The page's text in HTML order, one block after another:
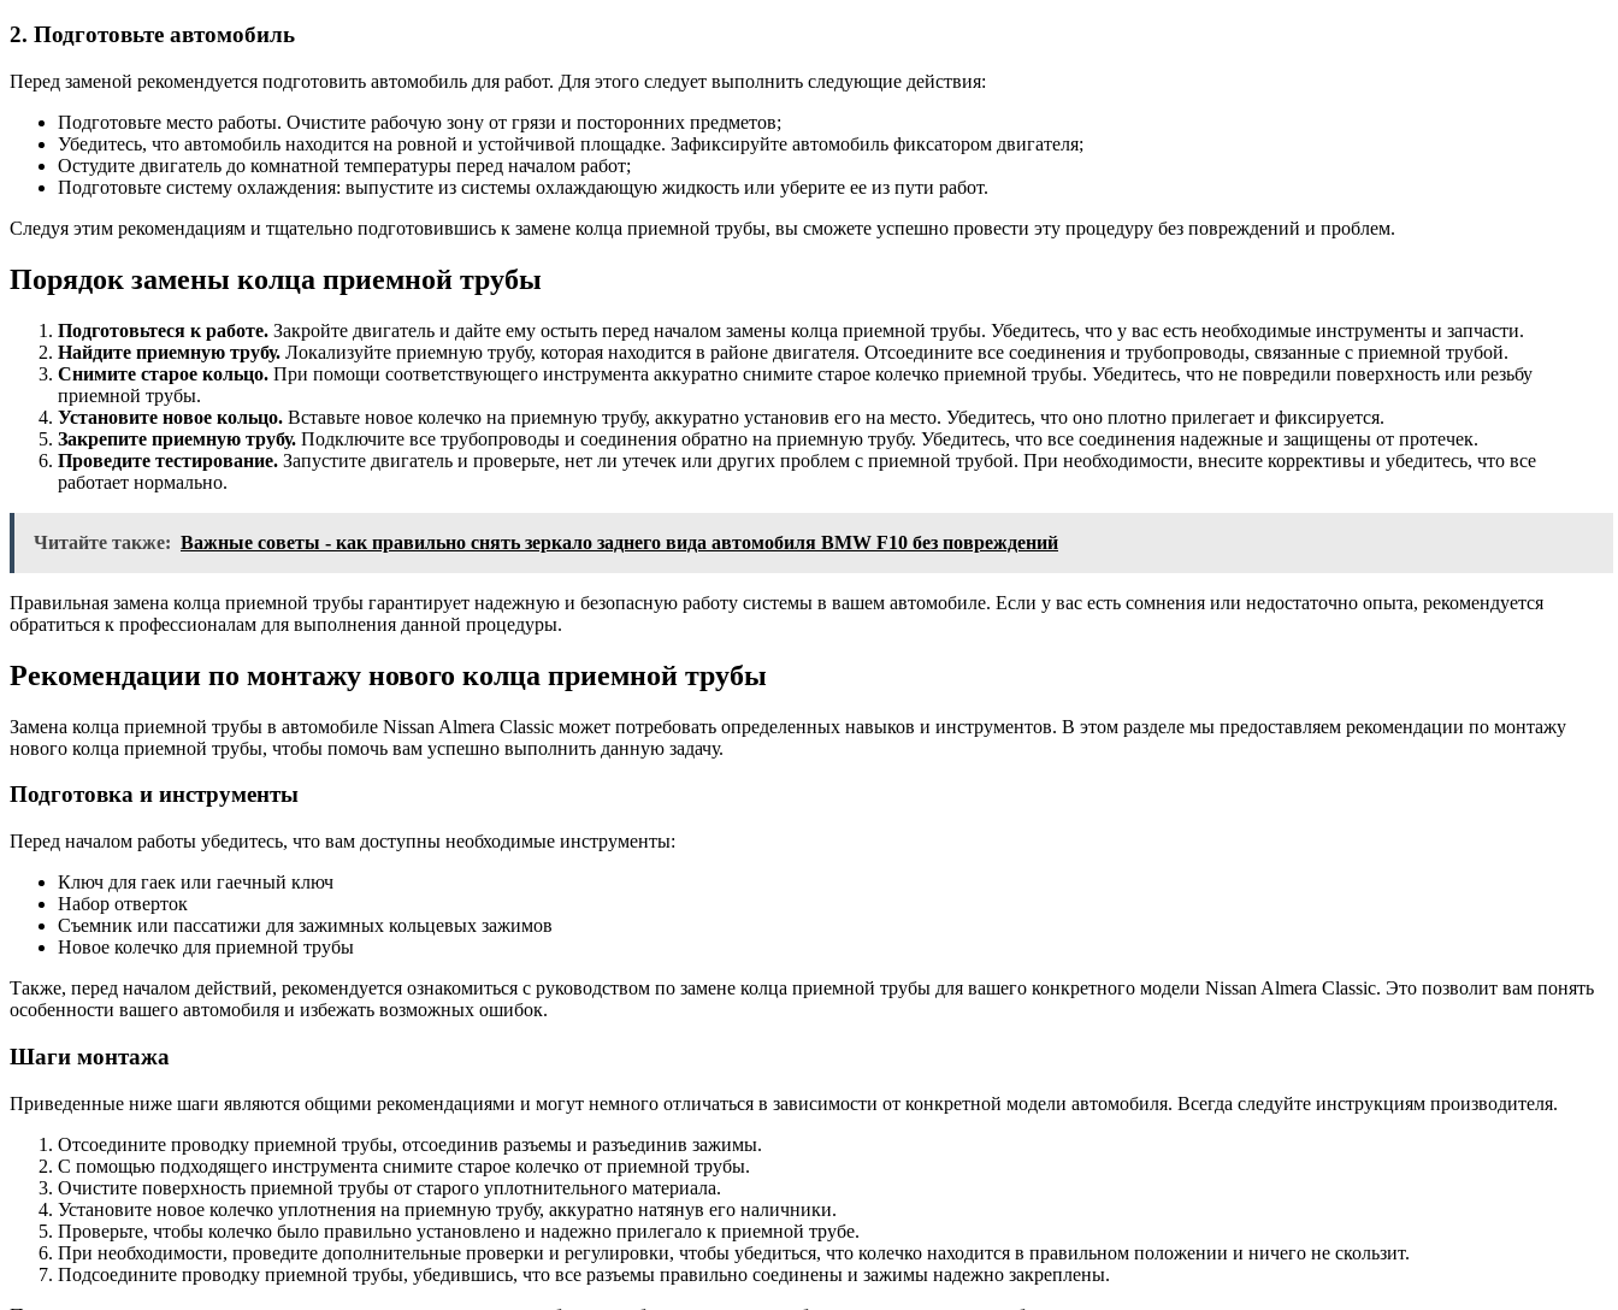
2. Подготовьте автомобиль
Перед заменой рекомендуется подготовить автомобиль для работ. Для этого следует выполнить следующие действия:
Подготовьте место работы. Очистите рабочую зону от грязи и посторонних предметов;
Убедитесь, что автомобиль находится на ровной и устойчивой площадке. Зафиксируйте автомобиль фиксатором двигателя;
Остудите двигатель до комнатной температуры перед началом работ;
Подготовьте систему охлаждения: выпустите из системы охлаждающую жидкость или уберите ее из пути работ.
Следуя этим рекомендациям и тщательно подготовившись к замене колца приемной трубы, вы сможете успешно провести эту процедуру без повреждений и проблем.
Порядок замены колца приемной трубы
Подготовьтеся к работе. Закройте двигатель и дайте ему остыть перед началом замены колца приемной трубы. Убедитесь, что у вас есть необходимые инструменты и запчасти.
Найдите приемную трубу. Локализуйте приемную трубу, которая находится в районе двигателя. Отсоедините все соединения и трубопроводы, связанные с приемной трубой.
Снимите старое кольцо. При помощи соответствующего инструмента аккуратно снимите старое колечко приемной трубы. Убедитесь, что не повредили поверхность или резьбу
приемной трубы.
Установите новое кольцо. Вставьте новое колечко на приемную трубу, аккуратно установив его на место. Убедитесь, что оно плотно прилегает и фиксируется.
Закрепите приемную трубу. Подключите все трубопроводы и соединения обратно на приемную трубу. Убедитесь, что все соединения надежные и защищены от протечек.
Проведите тестирование. Запустите двигатель и проверьте, нет ли утечек или других проблем с приемной трубой. При необходимости, внесите коррективы и убедитесь, что все
работает нормально.
Читайте также: Важные советы - как правильно снять зеркало заднего вида автомобиля BMW F10 без повреждений
Правильная замена колца приемной трубы гарантирует надежную и безопасную работу системы в вашем автомобиле. Если у вас есть сомнения или недостаточно опыта, рекомендуется
обратиться к профессионалам для выполнения данной процедуры.
Рекомендации по монтажу нового колца приемной трубы
Замена колца приемной трубы в автомобиле Nissan Almera Classic может потребовать определенных навыков и инструментов. В этом разделе мы предоставляем рекомендации по монтажу
нового колца приемной трубы, чтобы помочь вам успешно выполнить данную задачу.
Подготовка и инструменты
Перед началом работы убедитесь, что вам доступны необходимые инструменты:
Ключ для гаек или гаечный ключ
Набор отверток
Съемник или пассатижи для зажимных кольцевых зажимов
Новое колечко для приемной трубы
Также, перед началом действий, рекомендуется ознакомиться с руководством по замене колца приемной трубы для вашего конкретного модели Nissan Almera Classic. Это позволит вам понять
особенности вашего автомобиля и избежать возможных ошибок.
Шаги монтажа
Приведенные ниже шаги являются общими рекомендациями и могут немного отличаться в зависимости от конкретной модели автомобиля. Всегда следуйте инструкциям производителя.
Отсоедините проводку приемной трубы, отсоединив разъемы и разъединив зажимы.
С помощью подходящего инструмента снимите старое колечко от приемной трубы.
Очистите поверхность приемной трубы от старого уплотнительного материала.
Установите новое колечко уплотнения на приемную трубу, аккуратно натянув его наличники.
Проверьте, чтобы колечко было правильно установлено и надежно прилегало к приемной трубе.
При необходимости, проведите дополнительные проверки и регулировки, чтобы убедиться, что колечко находится в правильном положении и ничего не скользит.
Подсоедините проводку приемной трубы, убедившись, что все разъемы правильно соединены и зажимы надежно закреплены.